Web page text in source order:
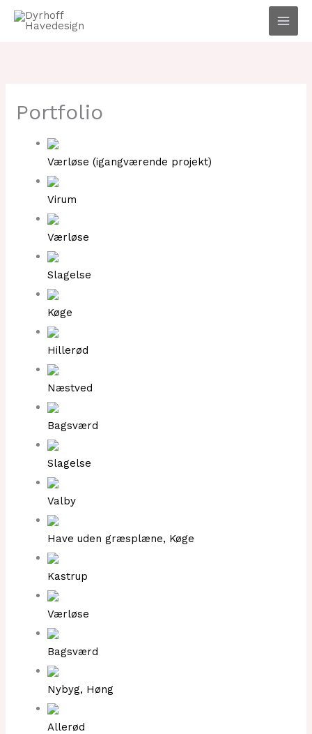
Portfolio
Værløse (igangværende projekt)
Virum
Værløse
Slagelse
Køge
Hillerød
Næstved
Bagsværd
Slagelse
Valby
Have uden græsplæne, Køge
Kastrup
Værløse
Bagsværd
Nybyg, Høng
Allerød